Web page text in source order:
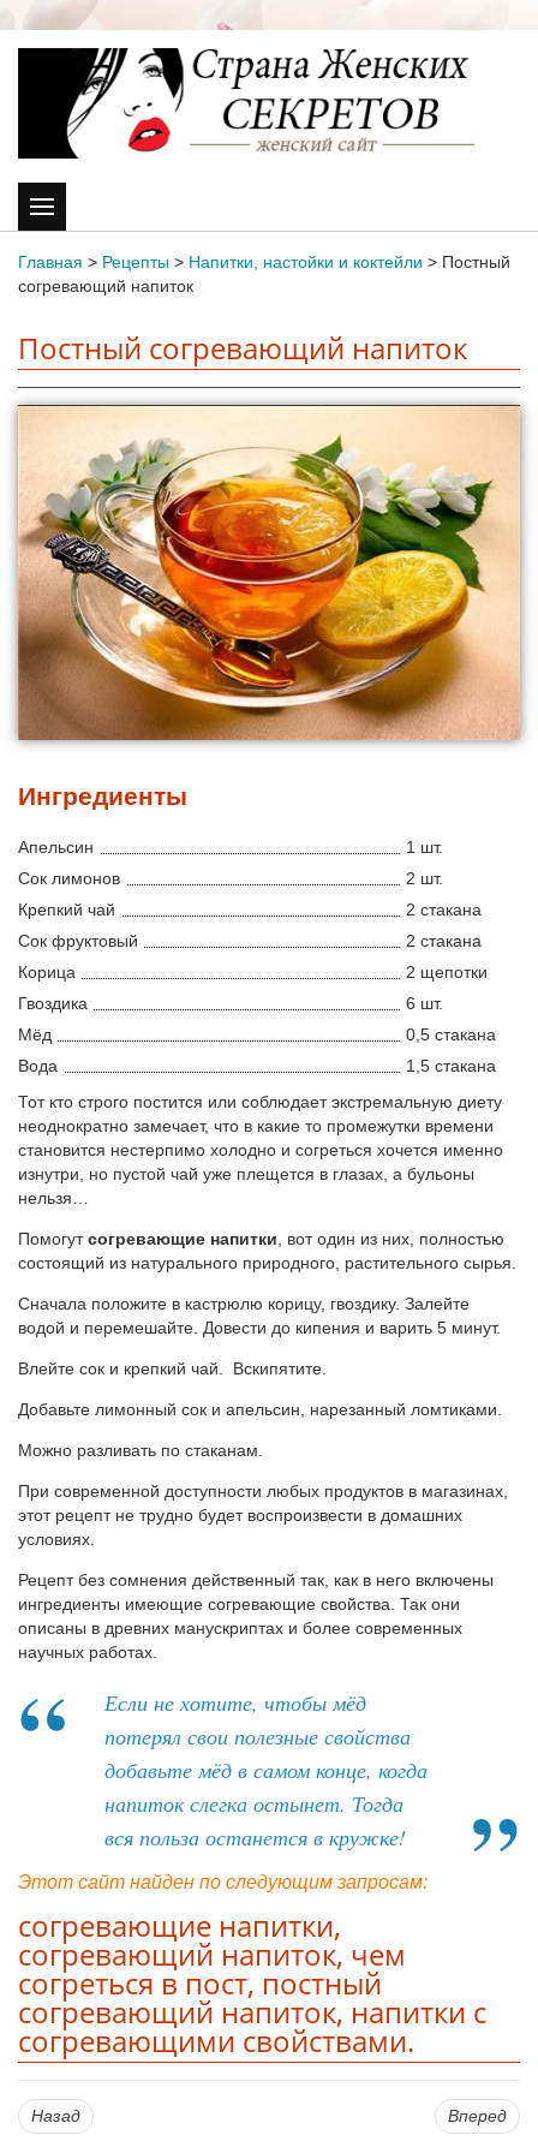
Главная > Рецепты > Напитки, настойки и коктейли > Постный
согревающий напиток
Постный согревающий напиток
Ингредиенты
Апельсин
1 шт.
Сок лимонов
2 шт.
Крепкий чай
2 стакана
Сок фруктовый
2 стакана
Корица
2 щепотки
Гвоздика
6 шт.
Мёд
0,5 стакана
Вода
1,5 стакана
Тот кто строго постится или соблюдает экстремальную диету
неоднократно замечает, что в какие то промежутки времени
становится нестерпимо холодно и согреться хочется именно
изнутри, но пустой чай уже плещется в глазах, а бульоны
нельзя…
Помогутсогревающие напитки, вот один из них, полностью
состоящий из натурального природного, растительного сырья.
Сначала положите в кастрюлю корицу, гвоздику. Залейте
водой и перемешайте. Довести до кипения и варить 5 минут.
Влейте сок и крепкий чай. Вскипятите.
Добавьте лимонный сок и апельсин, нарезанный ломтиками.
Можно разливать по стаканам.
При современной доступности любых продуктов в магазинах,
этот рецепт не трудно будет воспроизвести в домашних
условиях.
Рецепт без сомнения действенный так, как в него включены
ингредиенты имеющие согревающие свойства. Так они
описаны в древних манускриптах и более современных
научных работах.
Если не хотите, чтобы мёд
потерял свои полезные свойства
добавьте мёд в самом конце, когда
напиток слегка остынет. Тогда
вся польза останется в кружке!
Этот сайт найден по следующим запросам:
согревающие напитки,
согревающий напиток, чем
согреться в пост, постный
согревающий напиток, напитки с
согревающими свойствами.
Назад Вперед